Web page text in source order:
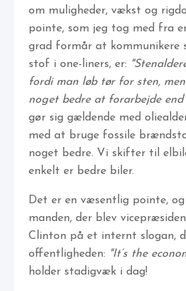
om muligheder, vækst og
pointe, som jeg tog med fra
grad formår at
stof i one-liners, er:
fordi man løb tør for sten,
noget bedre at forarbejde end
gør sig gældende med
med at bruge fossile
noget bedre. Vi skifter til
enkelt er bedre biler.
Det er en væsentlig pointe,
manden, der blev
Clinton på et internt slogan,
offentligheden: "It’s the
holder stadigvæk i dag!